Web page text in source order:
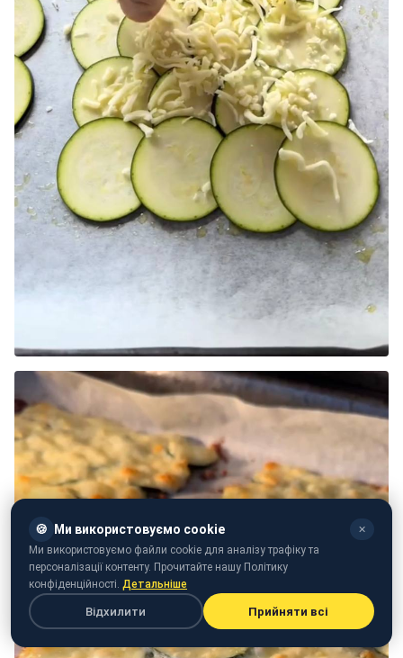
🍪 Ми використовуємо cookie ✕
Ми використовуємо файли cookie для аналізу трафіку та
персоналізації контенту. Прочитайте нашу Політику
конфіденційності. Детальніше
Відхилити Прийняти всі